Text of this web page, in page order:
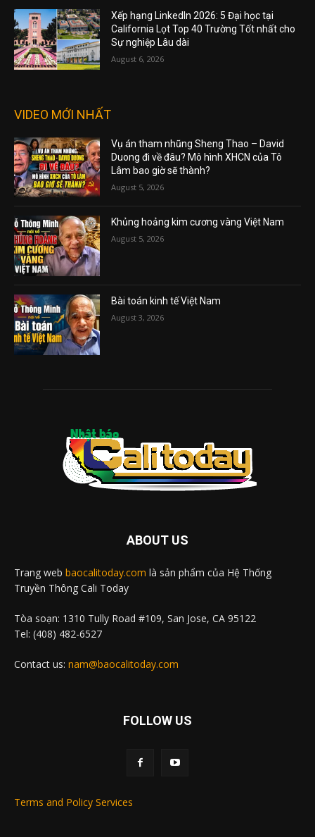
Xếp hạng LinkedIn 2026: 5 Đại học tại
California Lọt Top 40 Trường Tốt nhất cho
Sự nghiệp Lâu dài
August 6, 2026
VIDEO MỚI NHẤT
Vụ án tham nhũng Sheng Thao – David
Duong đi về đâu? Mô hình XHCN của Tô
Lâm bao giờ sẽ thành?
August 5, 2026
Khủng hoảng kim cương vàng Việt Nam
August 5, 2026
Bài toán kinh tế Việt Nam
August 3, 2026
ABOUT US
Trang web baocalitoday.com là sản phẩm của Hệ Thống
Truyền Thông Cali Today
Tòa soạn: 1310 Tully Road #109, San Jose, CA 95122
Tel: (408) 482-6527
Contact us: nam@baocalitoday.com
FOLLOW US
Terms and Policy Services